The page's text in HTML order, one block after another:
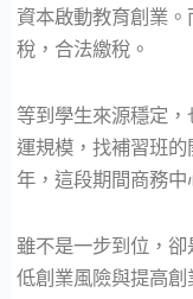
資本啟動教育創業
稅，合法繳稅。
等到學生來源穩定
運規模，找補習班
年，這段期間商務中
雖不是一步到位，
低創業風險與提高創